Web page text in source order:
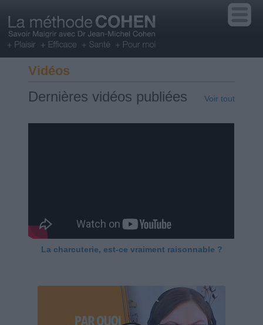
Vidéos
Dernières vidéos publiées Voir tout
La charcuterie, est-ce vraiment raisonnable ?